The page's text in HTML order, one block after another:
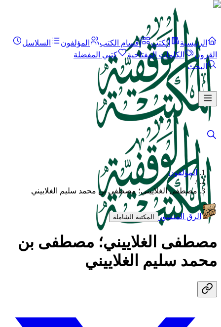
الرئيسية الكتب أقسام الكتب المؤلفون
السلاسل
القرون
الكلمات المفتاحية
كتبي المفضلة
البحث
المؤلفون
/
مصطفى الغلاييني؛ مصطفى بن محمد سليم الغلاييني
الرق المنشور المكتبة الشاملة
مصطفى الغلاييني؛ مصطفى بن
محمد سليم الغلاييني